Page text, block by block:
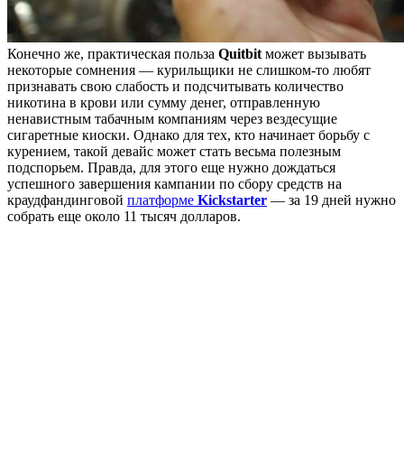
Конечно же, практическая польза Quitbit может вызывать
некоторые сомнения — курильщики не слишком-то любят
признавать свою слабость и подсчитывать количество
никотина в крови или сумму денег, отправленную
ненавистным табачным компаниям через вездесущие
сигаретные киоски. Однако для тех, кто начинает борьбу с
курением, такой девайс может стать весьма полезным
подспорьем. Правда, для этого еще нужно дождаться
успешного завершения кампании по сбору средств на
краудфандинговой платформе Kickstarter — за 19 дней нужно
собрать еще около 11 тысяч долларов.